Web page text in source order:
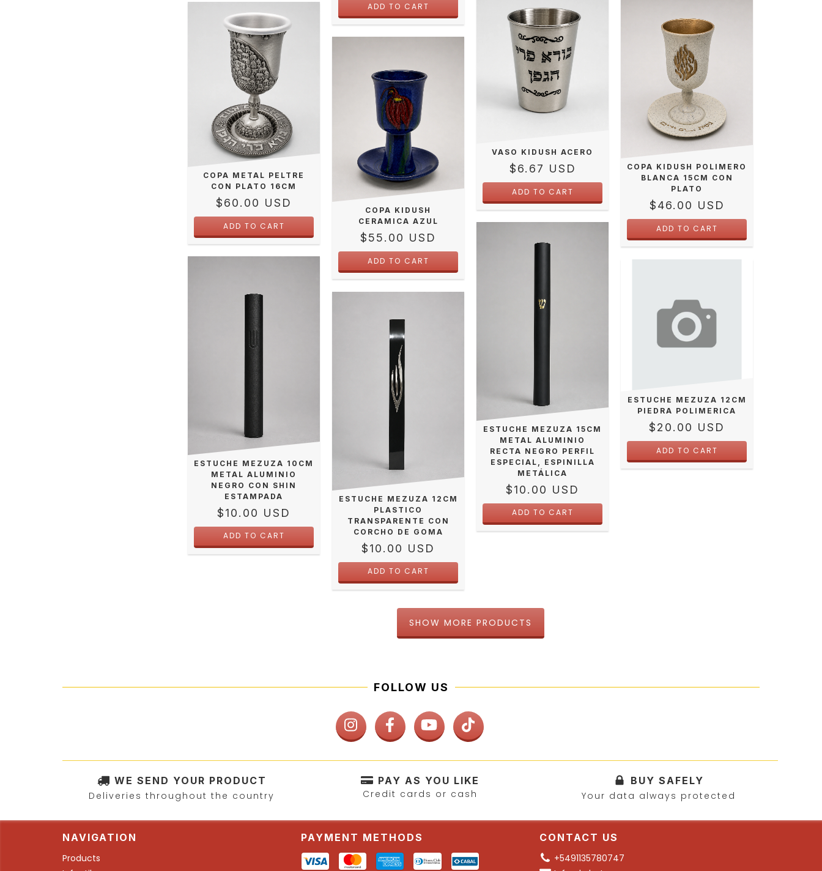
COPA METAL PELTRE
CON PLATO 16CM
$60.00 USD
COPA KIDUSH
CERAMICA AZUL
$55.00 USD
VASO KIDUSH ACERO
$6.67 USD
COPA KIDUSH POLIMERO
BLANCA 15CM CON
PLATO
$46.00 USD
ESTUCHE MEZUZA 10CM
METAL ALUMINIO
NEGRO CON SHIN
ESTAMPADA
$10.00 USD
ESTUCHE MEZUZA 12CM
PLASTICO
TRANSPARENTE CON
CORCHO DE GOMA
$10.00 USD
ESTUCHE MEZUZA 15CM
METAL ALUMINIO
RECTA NEGRO PERFIL
ESPECIAL, ESPINILLA
METÁLICA
$10.00 USD
ESTUCHE MEZUZA 12CM
PIEDRA POLIMERICA
$20.00 USD
SHOW MORE PRODUCTS
FOLLOW US
WE SEND YOUR PRODUCT
Deliveries throughout the country
PAY AS YOU LIKE
Credit cards or cash
BUY SAFELY
Your data always protected
NAVIGATION
Products
PAYMENT METHODS
CONTACT US
+5491135780747